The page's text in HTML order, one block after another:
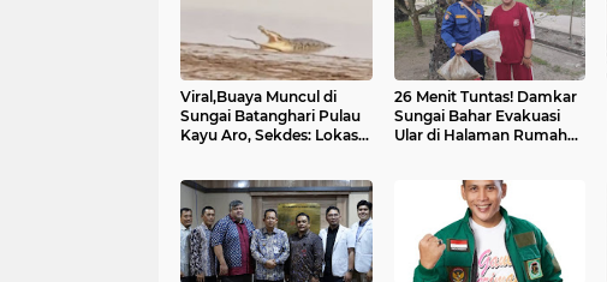
Viral,Buaya Muncul di
Sungai Batanghari Pulau
Kayu Aro, Sekdes: Lokasi
26 Menit Tuntas! Damkar
Sungai Bahar Evakuasi
Ular di Halaman Rumah